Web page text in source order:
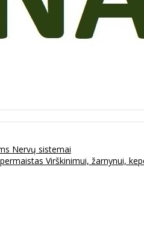
Nervų sistemai
Virškinimui, žarnynui,